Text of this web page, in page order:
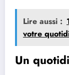
Lire aussi :
votre
Un